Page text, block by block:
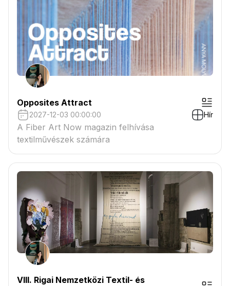
Opposites Attract
2027-12-03 00:00:00 Hír
A Fiber Art Now magazin felhívása
textilművészek számára
VIII. Rigai Nemzetközi Textil- és